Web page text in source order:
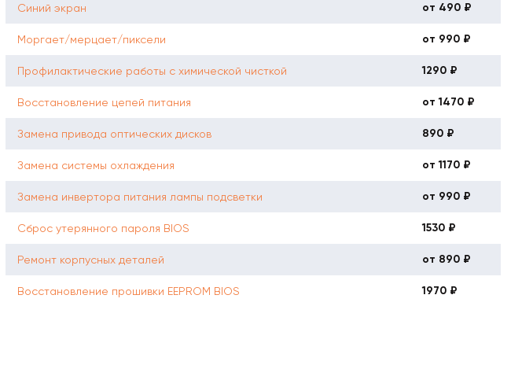
Синий экран от 490 ₽
Моргает/мерцает/пиксели от 990 ₽
Профилактические работы с химической чисткой 1290 ₽
Восстановление цепей питания от 1470 ₽
Замена привода оптических дисков 890 ₽
Замена системы охлаждения от 1170 ₽
Замена инвертора питания лампы подсветки от 990 ₽
Сброс утерянного пароля BIOS 1530 ₽
Ремонт корпусных деталей от 890 ₽
Восстановление прошивки EEPROM BIOS 1970 ₽